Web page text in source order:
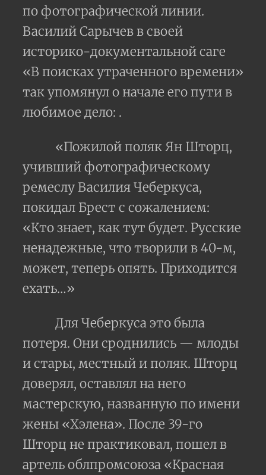
по фотографической линии.
Василий Сарычев в своей
историко-документальной саге
«В поисках утраченного времени»
так упомянул о начале его пути в
любимое дело: .
«Пожилой поляк Ян Шторц,
учивший фотографическому
ремеслу Василия Чеберкуса,
покидал Брест с сожалением:
«Кто знает, как тут будет. Русские
ненадежные, что творили в 40-м,
может, теперь опять. Приходится
ехать…»
Для Чеберкуса это была
потеря. Они сроднились — млоды
и стары, местный и поляк. Шторц
доверял, оставлял на него
мастерскую, названную по имени
жены «Хэлена». После 39-го
Шторц не практиковал, пошел в
артель облпромсоюза «Красная